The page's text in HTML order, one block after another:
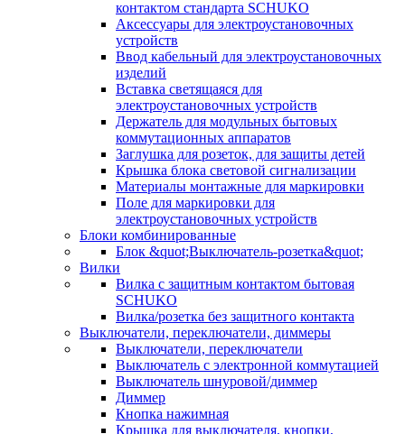
контактом стандарта SCHUKO
Аксессуары для электроустановочных
устройств
Ввод кабельный для электроустановочных
изделий
Вставка светящаяся для
электроустановочных устройств
Держатель для модульных бытовых
коммутационных аппаратов
Заглушка для розеток, для защиты детей
Крышка блока световой сигнализации
Материалы монтажные для маркировки
Поле для маркировки для
электроустановочных устройств
Блоки комбинированные
Блок &quot;Выключатель-розетка&quot;
Вилки
Вилка с защитным контактом бытовая
SCHUKO
Вилка/розетка без защитного контакта
Выключатели, переключатели, диммеры
Выключатели, переключатели
Выключатель с электронной коммутацией
Выключатель шнуровой/диммер
Диммер
Кнопка нажимная
Крышка для выключателя, кнопки,